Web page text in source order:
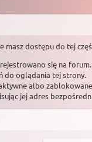
masz dostępu do tej
się na
do oglądania tej strony.
albo
jej adres